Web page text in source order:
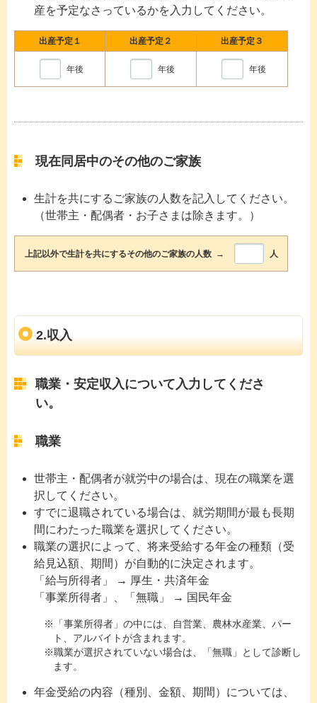
産を予定なさっているかを入力してください。
出産予定１ 出産予定２ 出産予定３
年後 年後 年後
現在同居中のその他のご家族
生計を共にするご家族の人数を記入してください。
（世帯主・配偶者・お子さまは除きます。）
上記以外で生計を共にするその他のご家族の人数 → 人
2.収入
職業・安定収入について入力してくださ
い。
職業
世帯主・配偶者が就労中の場合は、現在の職業を選
択してください。
すでに退職されている場合は、就労期間が最も長期
間にわたった職業を選択してください。
職業の選択によって、将来受給する年金の種類（受
給見込額、期間）が自動的に決定されます。
「給与所得者」 → 厚生・共済年金
「事業所得者」、「無職」 → 国民年金
「事業所得者」の中には、自営業、農林水産業、パー
ト、アルバイトが含まれます。
職業が選択されていない場合は、「無職」として診断し
ます。
年金受給の内容（種別、金額、期間）については、